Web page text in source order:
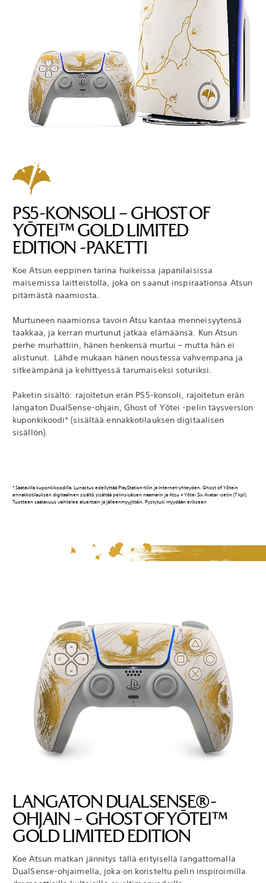
PS5-KONSOLI – GHOST OF
YŌTEI™ GOLD LIMITED
EDITION -PAKETTI
Koe Atsun eeppinen tarina huikeissa japanilaisissa
maisemissa laitteistolla, joka on saanut inspiraationsa Atsun
pitämästä naamiosta.
Murtuneen naamionsa tavoin Atsu kantaa menneisyytensä
taakkaa, ja kerran murtunut jatkaa elämäänsä. Kun Atsun
perhe murhattiin, hänen henkensä murtui – mutta hän ei
alistunut. Lähde mukaan hänen noustessa vahvempana ja
sitkeämpänä ja kehittyessä tarumaiseksi soturiksi.
Paketin sisältö: rajoitetun erän PS5-konsoli, rajoitetun erän
langaton DualSense-ohjain, Ghost of Yōtei -pelin täysversion
kuponkikoodi* (sisältää ennakkotilauksen digitaalisen
sisällön).
* Saatavilla kuponkikoodilla. Lunastus edellyttää PlayStation-tilin ja Internet-yhteyden. Ghost of Yōtein
ennakkotilauksen digitaalinen sisältö sisältää pelinsisäisen naamarin ja Atsu + Yōtei Six Avatar -setin (7 kpl).
Tuotteen saatavuus vaihtelee alueittain ja jälleenmyyjittäin. Pystytuki myydään erikseen
LANGATON DUALSENSE®-
OHJAIN – GHOST OF YŌTEI™
GOLD LIMITED EDITION
Koe Atsun matkan jännitys tällä erityisellä langattomalla
DualSense-ohjaimella, joka on koristeltu pelin inspiroimilla